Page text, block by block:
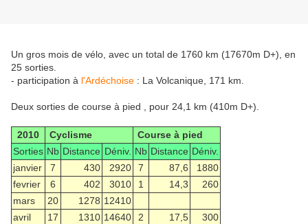
Un gros mois de vélo, avec un total de 1760 km (17670m D+), en
25 sorties.
- participation à l'Ardéchoise : La Volcanique, 171 km.
Deux sorties de course à pied , pour 24,1 km (410m D+).
2010 Cyclisme
Course à pied
Sorties Nb Distance Déniv. Nb Distance Déniv.
janvier
7 430 2920 7 87,6
1880
fevrier
6 402 3010 1 14,3
260
mars
20 1278 12410
avril
17 1310 14640 2 17,5
300